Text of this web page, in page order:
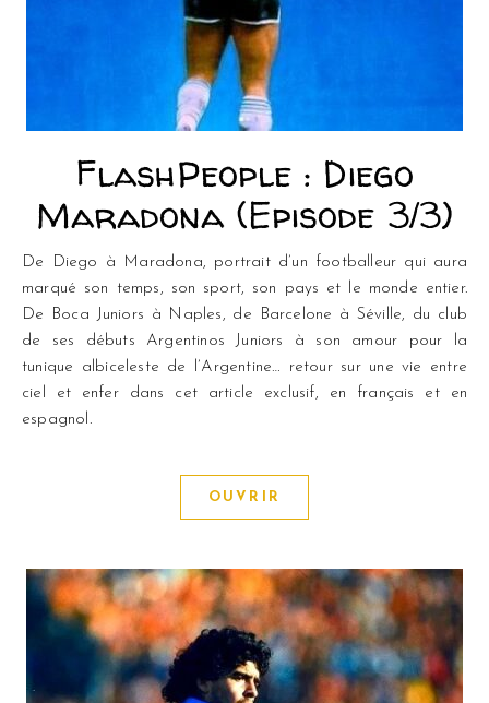
FlashPeople : Diego
Maradona (Episode 3/3)
De Diego à Maradona, portrait d’un footballeur qui aura
marqué son temps, son sport, son pays et le monde entier.
De Boca Juniors à Naples, de Barcelone à Séville, du club
de ses débuts Argentinos Juniors à son amour pour la
tunique albiceleste de l’Argentine… retour sur une vie entre
ciel et enfer dans cet article exclusif, en français et en
espagnol.
OUVRIR